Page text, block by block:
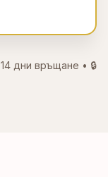
14 дни връщане • 🔒